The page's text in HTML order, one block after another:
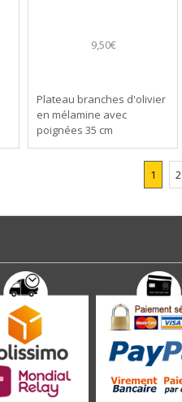
9,50€
Plateau branches d'olivier
en mélamine avec
poignées 35 cm
1 2